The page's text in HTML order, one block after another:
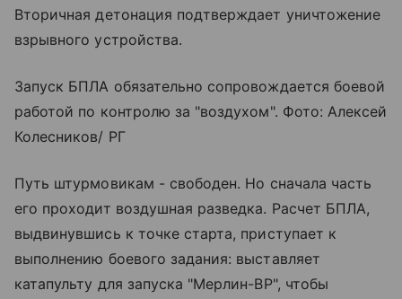
Вторичная детонация подтверждает уничтожение
взрывного устройства.
Запуск БПЛА обязательно сопровождается боевой
работой по контролю за "воздухом". Фото: Алексей
Колесников/ РГ
Путь штурмовикам - свободен. Но сначала часть
его проходит воздушная разведка. Расчет БПЛА,
выдвинувшись к точке старта, приступает к
выполнению боевого задания: выставляет
катапульту для запуска "Мерлин-ВР", чтобы